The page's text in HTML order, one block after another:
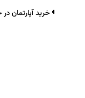
خرید آپارتمان